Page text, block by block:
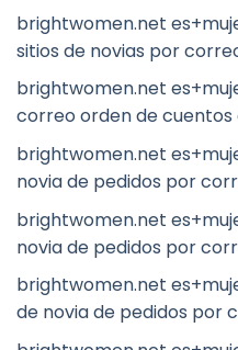
brightwomen.net
sitios de novias por
brightwomen.net
correo orden de cuentos
brightwomen.net
novia de pedidos por
brightwomen.net
novia de pedidos por
brightwomen.net
de novia de pedidos por